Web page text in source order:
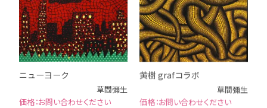
ニューヨーク
草間彌生
お問い合わせください
黄樹 grafコラボ
草間彌生
お問い合わせください